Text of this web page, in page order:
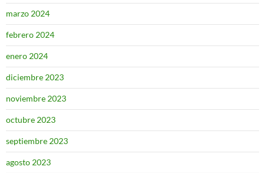
marzo 2024
febrero 2024
enero 2024
diciembre 2023
noviembre 2023
octubre 2023
septiembre 2023
agosto 2023